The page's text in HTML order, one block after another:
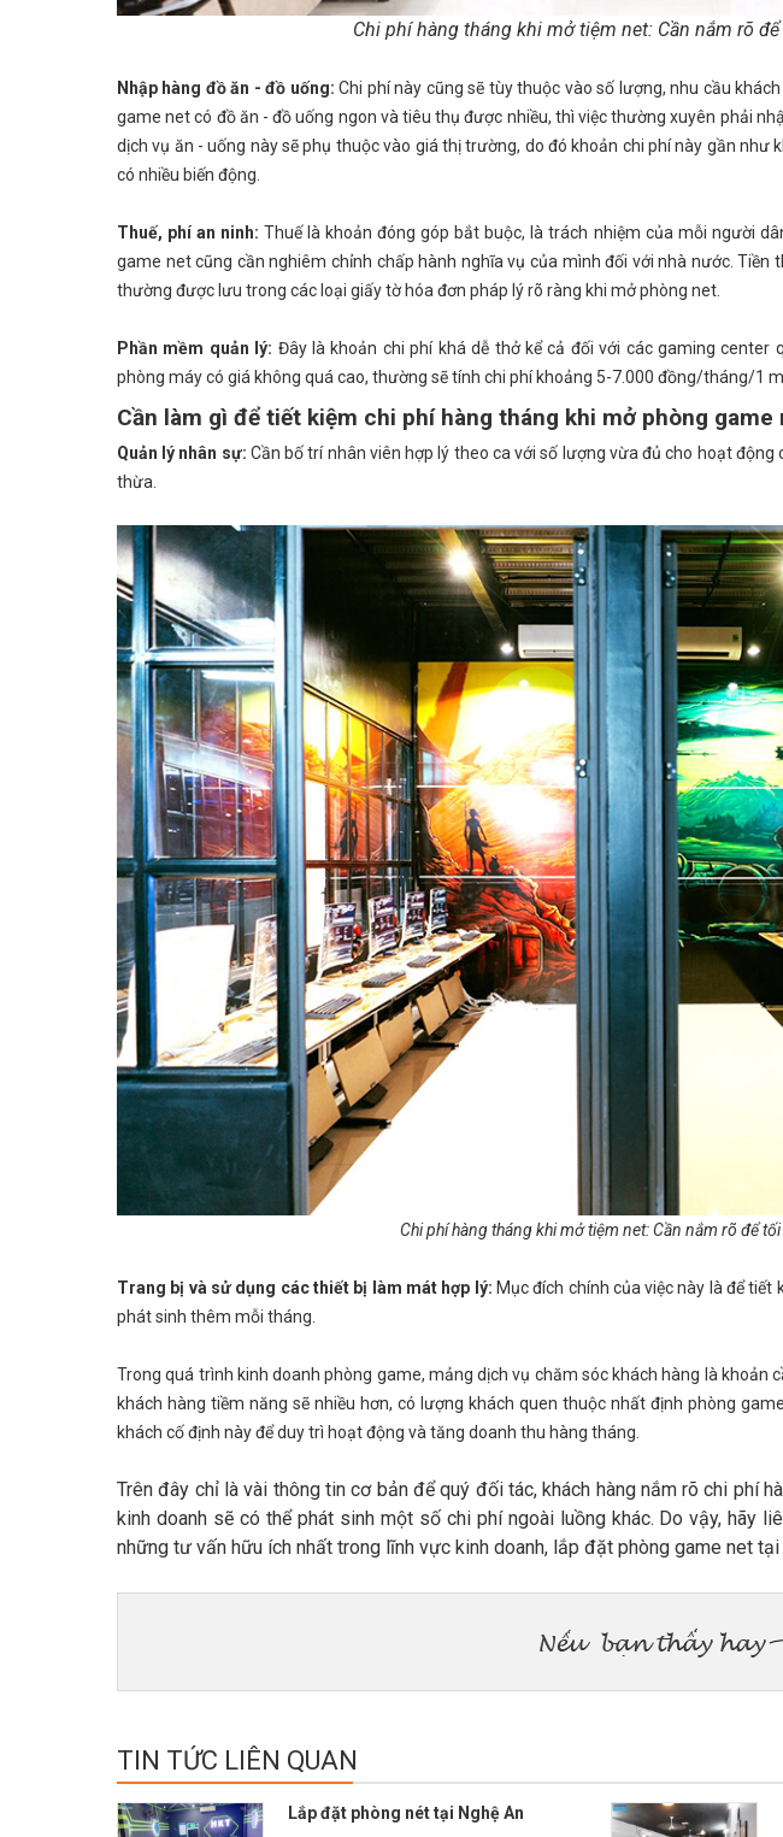
Chi phí hàng tháng khi mở tiệm net: Cần nắm rõ
Nhập hàng đồ ăn - đồ uống:Chi phí này cũng sẽ tùy thuộc vào số lượng, nhu cầu
game net có đồ ăn - đồ uống ngon và tiêu thụ được nhiều, thì việc thường xuyên phải
dịch vụ ăn - uống này sẽ phụ thuộc vào giá thị trường, do đó khoản chi phí này gần
có nhiều biến động.
Thuế, phí an ninh:Thuế là khoản đóng góp bắt buộc, là trách nhiệm của mỗi người
game net cũng cần nghiêm chỉnh chấp hành nghĩa vụ của mình đối với nhà nước. Tiền
thường được lưu trong các loại giấy tờ hóa đơn pháp lý rõ ràng khi mở phòng net.
Phần mềm quản lý: Đây là khoản chi phí khá dễ thở kể cả đối với cácgaming center
phòng máy có giá không quá cao, thường sẽ tính chi phí khoảng 5-7.000 đồng/tháng/1
Cần làm gì để tiết kiệm chi phí hàng tháng khi mở phòng
Quản lý nhân sự: Cần bố trí nhân viên hợp lý theo ca với số lượng vừa đủ cho hoạt
thừa.
Chi phí hàng tháng khi mở tiệm net: Cần nắm rõ để
Trang bị và sử dụng các thiết bị làm mát hợp lý: Mục đích chính của việc này là để
phát sinh thêm mỗi tháng.
Trong quá trình kinh doanh phòng game, mảng dịch vụ chăm sóc khách hàng là khoản
khách hàng tiềm năng sẽ nhiều hơn, có lượng khách quen thuộc nhất định phòng
khách cố định này để duy trì hoạt động và tăng doanh thu hàng tháng.
Trên đây chỉ là vài thông tin cơ bản để quý đối tác, khách hàng nắm rõ chi phí
kinh doanh sẽ có thể phát sinh một số chi phí ngoài luồng khác. Do vậy, hãy
những tư vấn hữu ích nhất trong lĩnh vực kinh doanh, lắp đặt phòng game net tại
TIN TỨC LIÊN QUAN
Lắp đặt phòng nét tại Nghệ An